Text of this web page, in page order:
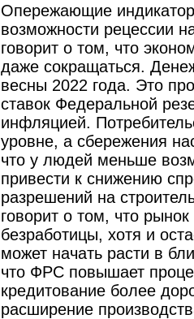
Опережающие
возможности рецессии
говорит о том, что
даже сокращаться.
весны 2022 года. Это
ставок Федеральной
инфляцией.
уровне, а сбережения
что у людей меньше
привести к снижению
разрешений на
говорит о том, что
безработицы, хотя и
может начать расти в
что ФРС повышает
кредитование более
расширение